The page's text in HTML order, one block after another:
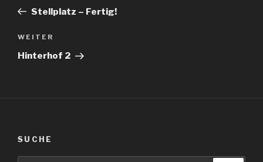
Beitrag
Stellplatz – Fertig!
Nächster
Beitrag
WEITER
Hinterhof 2
SUCHE